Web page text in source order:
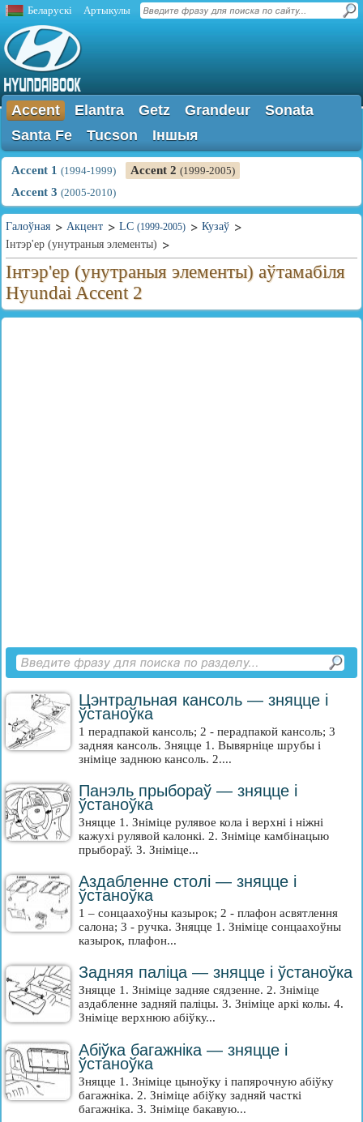
Беларускі Артыкулы
Accent Elantra Getz Grandeur
Sonata
Santa Fe
Tucson Іншыя
Accent 1 (1994-1999) Accent 2 (1999-2005)
Accent 3 (2005-2010)
Галоўная Акцент LC (1999-2005)
Кузаў
Інтэр'ер (унутраныя элементы)
Інтэр'ер (унутраныя элементы) аўтамабіля
Hyundai Accent 2
Цэнтральная кансоль — зняцце і
ўстаноўка
1 перадпакой кансоль; 2 - перадпакой кансоль; 3
задняя кансоль. Зняцце 1. Вывярніце шрубы і
зніміце заднюю кансоль. 2....
Панэль прыбораў — зняцце і
ўстаноўка
Зняцце 1. Зніміце рулявое кола і верхні і ніжні
кажухі рулявой калонкі. 2. Зніміце камбінацыю
прыбораў. 3. Зніміце...
Аздабленне столі — зняцце і
ўстаноўка
1 – сонцаахоўны казырок; 2 - плафон асвятлення
салона; 3 - ручка. Зняцце 1. Зніміце сонцаахоўны
казырок, плафон...
Задняя паліца — зняцце і ўстаноўка
Зняцце 1. Зніміце задняе сядзенне. 2. Зніміце
аздабленне задняй паліцы. 3. Зніміце аркі колы. 4.
Зніміце верхнюю абіўку...
Абіўка багажніка — зняцце і
ўстаноўка
Зняцце 1. Зніміце цыноўку і папярочную абіўку
багажніка. 2. Зніміце абіўку задняй часткі
багажніка. 3. Зніміце бакавую...